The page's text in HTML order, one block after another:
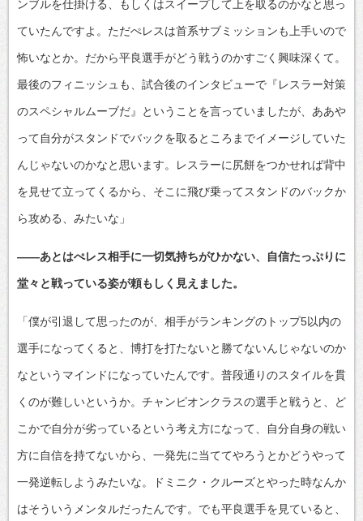
ンブルを仕掛ける、もしくはスイープして上を取るのかなと思っ
ていたんですよ。ただぺレスは首系サブミッションも上手いので
怖いなとか。だから平良選手がどう戦うのかすごく興味深くて。
最後のフィニッシュも、試合後のインタビューで『レスラー対策
のスペシャルムーブだ』ということを言っていましたが、ああや
って自分がスタンドでバックを取るところまでイメージしていた
んじゃないのかなと思います。レスラーに尻餅をつかせれば背中
を見せて立ってくるから、そこに飛び乗ってスタンドのバックか
ら攻める、みたいな」
――あとはぺレス相手に一切気持ちがひかない、自信たっぷりに
堂々と戦っている姿が頼もしく見えました。
「僕が引退して思ったのが、相手がランキングのトップ5以内の
選手になってくると、博打を打たないと勝てないんじゃないのか
なというマインドになっていたんです。普段通りのスタイルを貫
くのが難しいというか。チャンピオンクラスの選手と戦うと、ど
こかで自分が劣っているという考え方になって、自分自身の戦い
方に自信を持てないから、一発先に当ててやろうとかどうやって
一発逆転しようみたいな。ドミニク・クルーズとやった時なんか
はそういうメンタルだったんです。でも平良選手を見ていると、